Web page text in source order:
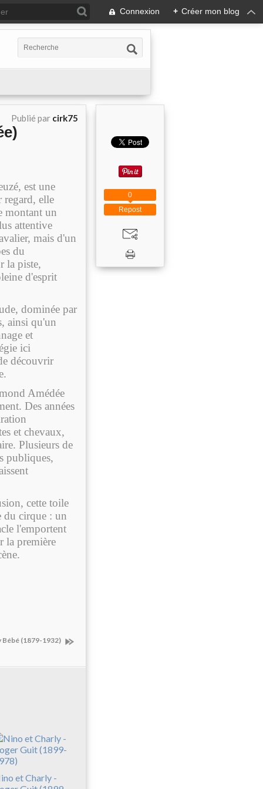
Connexion + Créer mon blog
Publié par cirk75
est une
elle
montant un
attentive
mais d'un
du
la piste,
d'esprit
dominée par
ainsi qu'un
et
ici
découvrir
Amédée
Des années
et chevaux,
Plusieurs de
publiques,
cette toile
du cirque : un
l'emportent
la première
Bébé (1879-1932)
et Charly -
Repost
0